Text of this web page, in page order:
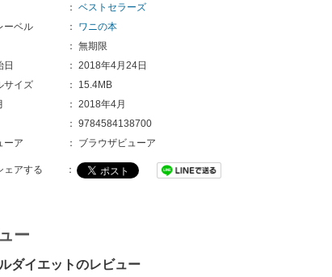
： ベストセラーズ
ーベル
：
ワニの本
： 無期限
日
： 2018年4月24日
サイズ
：
15.4MB
： 2018年4月
： 9784584138700
ーア
： ブラウザビューア
ェアする ：
ー
ダイエットのレビュー